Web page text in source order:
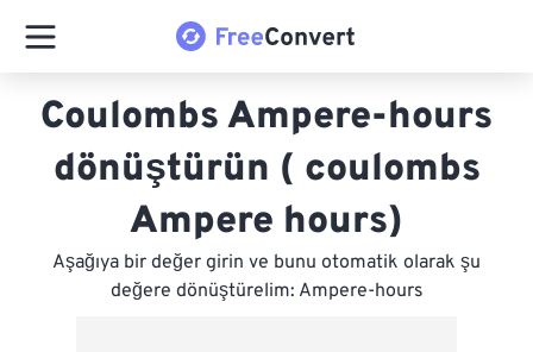
Coulombs Ampere-hours
dönüştürün ( coulombs
Ampere hours)
Aşağıya bir değer girin ve bunu otomatik olarak şu
değere dönüştürelim: Ampere-hours